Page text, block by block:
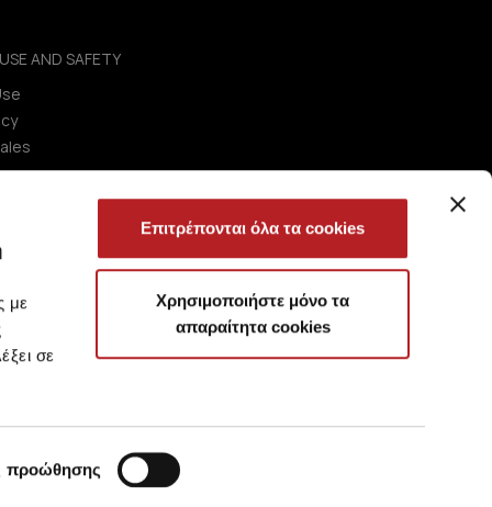
με
σε
προώθησης
Επιτρέπονται όλα τα cookies
Χρησιμοποιήστε μόνο τα
απαραίτητα cookies
AND SAFETY